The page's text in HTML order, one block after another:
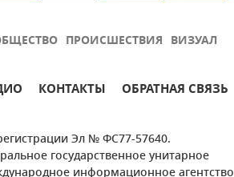
ПРОИСШЕСТВИЯ ВИЗУАЛ
КОНТАКТЫ ОБРАТНАЯ СВЯЗЬ
Эл № ФС77-57640.
государственное унитарное